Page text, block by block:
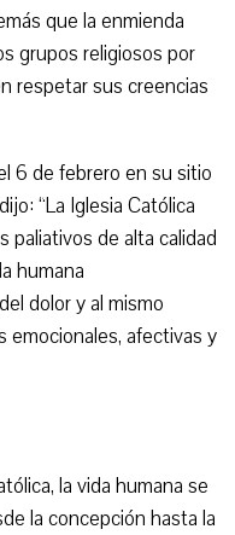
que la enmienda
grupos religiosos por
respetar sus creencias
6 de febrero en su sitio
“La Iglesia Católica
paliativos de alta calidad
humana
dolor y al mismo
emocionales, afectivas y
la vida humana se
la concepción hasta la